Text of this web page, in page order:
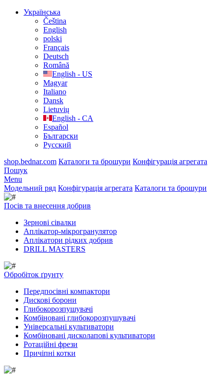
Українська
Čeština
English
polski
Français
Deutsch
Română
English - US
Magyar
Italiano
Dansk
Lietuvių
English - CA
Español
Български
Русский
shop.bednar.com Каталоги та брошури Конфігурація агрегата
Пошук
Menu
Модельний ряд Конфігурація агрегата Каталоги та брошури
Посів та внесення добрив
Зернові сівалки
Аплікатор-мікрогранулятор
Аплікатори рідких добрив
DRILL MASTERS
Обробіток ґрунту
Передпосівні компактори
Дискові борони
Глибокорозпушувачі
Комбіновані глибокорозпушувачі
Універсальні культиватори
Комбіновані дисколапові культиватори
Ротаційні фрези
Причіпні котки